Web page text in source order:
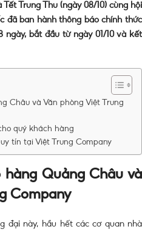
Tết Trung Thu (ngày 08/10) cùng hội
đã ban hành thông báo chính thức
ngày, bắt đầu từ ngày 01/10 và kết
Châu và Văn phòng Việt Trung
quý khách hàng
tín tại Việt Trung Company
hàng Quảng Châu và
Company
đại này, hầu hết các cơ quan nhà